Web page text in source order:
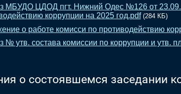
МБУДО ЦДОД пгт. Нижний Одес №126 от
коррупции на 2025 год.pdf (284 КБ)
о работе комисси по противодействию
№ утв. состава комиссии по коррупции и утв.
о состоявшемся заседании